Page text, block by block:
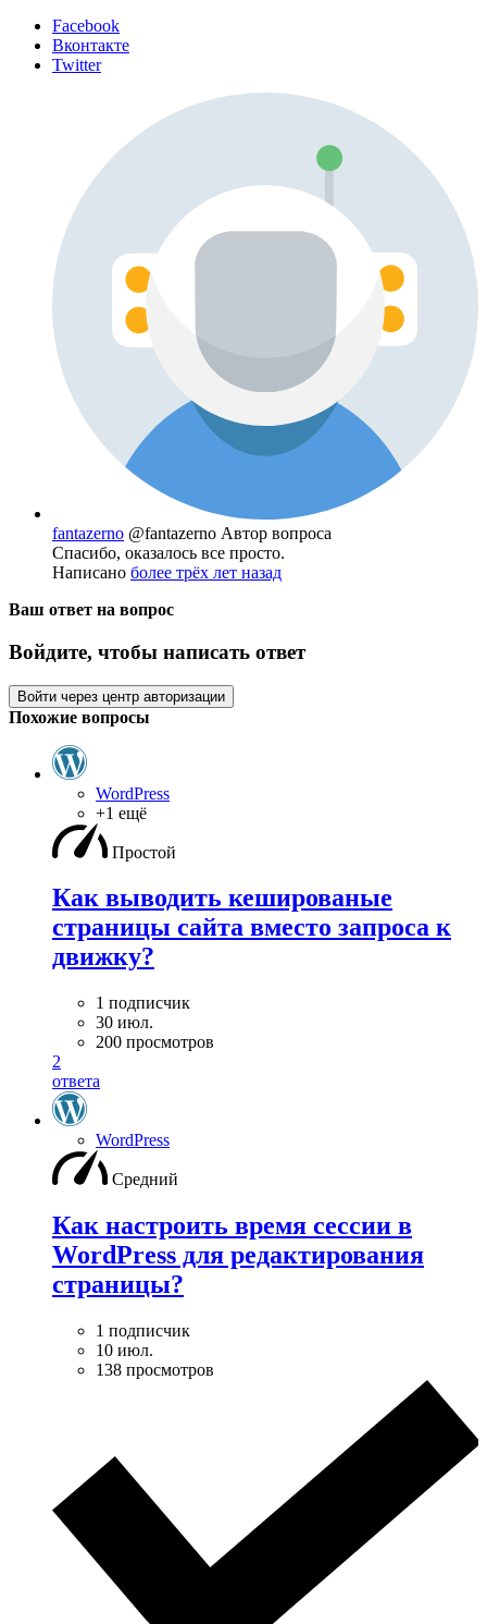
Facebook
Вконтакте
Twitter
fantazerno @fantazerno Автор вопроса
Спасибо, оказалось все просто.
Написано более трёх лет назад
Ваш ответ на вопрос
Войдите, чтобы написать ответ
Войти через центр авторизации
Похожие вопросы
WordPress
+1 ещё
Простой
Как выводить кешированые
страницы сайта вместо запроса к
движку?
1 подписчик
30 июл.
200 просмотров
2
ответа
WordPress
Средний
Как настроить время сессии в
WordPress для редактирования
страницы?
1 подписчик
10 июл.
138 просмотров